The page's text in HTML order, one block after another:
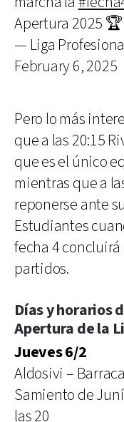
Apertura 2025 🏆
— Liga
February 6, 2025
Pero lo más
que a las 20:15
que es el único
mientras que a
reponerse ante
Estudiantes
fecha 4
partidos.
Días y horarios
Apertura de la
Jueves 6/2
Aldosivi –
Samiento de
las 20